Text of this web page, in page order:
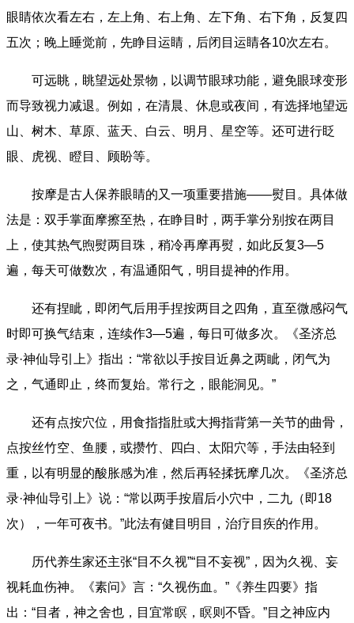
眼睛依次看左右，左上角、右上角、左下角、右下角，反复四
五次；晚上睡觉前，先睁目运睛，后闭目运睛各10次左右。
可远眺，眺望远处景物，以调节眼球功能，避免眼球变形
而导致视力减退。例如，在清晨、休息或夜间，有选择地望远
山、树木、草原、蓝天、白云、明月、星空等。还可进行眨
眼、虎视、瞪目、顾盼等。
按摩是古人保养眼睛的又一项重要措施——熨目。具体做
法是：双手掌面摩擦至热，在睁目时，两手掌分别按在两目
上，使其热气煦熨两目珠，稍冷再摩再熨，如此反复3—5
遍，每天可做数次，有温通阳气，明目提神的作用。
还有捏眦，即闭气后用手捏按两目之四角，直至微感闷气
时即可换气结束，连续作3—5遍，每日可做多次。《圣济总
录·神仙导引上》指出：“常欲以手按目近鼻之两眦，闭气为
之，气通即止，终而复始。常行之，眼能洞见。”
还有点按穴位，用食指指肚或大拇指背第一关节的曲骨，
点按丝竹空、鱼腰，或攒竹、四白、太阳穴等，手法由轻到
重，以有明显的酸胀感为准，然后再轻揉抚摩几次。《圣济总
录·神仙导引上》说：“常以两手按眉后小穴中，二九（即18
次），一年可夜书。”此法有健目明目，治疗目疾的作用。
历代养生家还主张“目不久视”“目不妄视”，因为久视、妄
视耗血伤神。《素问》言：“久视伤血。”《养生四要》指
出：“目者，神之舍也，目宜常瞑，瞑则不昏。”目之神应内